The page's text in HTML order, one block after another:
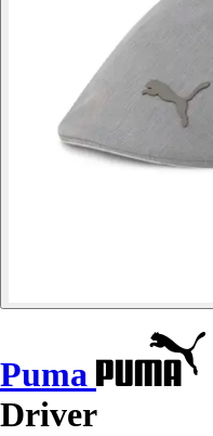
Puma
Driver